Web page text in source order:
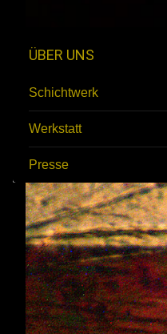
ÜBER UNS
Schichtwerk
Werkstatt
Presse